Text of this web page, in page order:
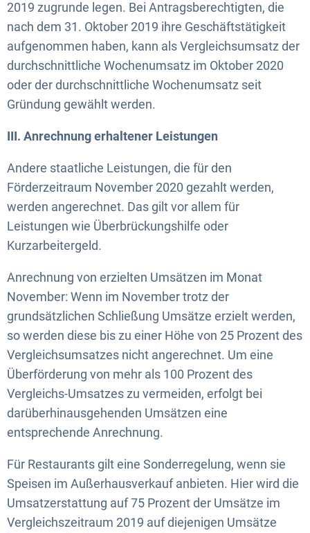
2019 zugrunde legen. Bei Antragsberechtigten, die
nach dem 31. Oktober 2019 ihre Geschäftstätigkeit
aufgenommen haben, kann als Vergleichsumsatz der
durchschnittliche Wochenumsatz im Oktober 2020
oder der durchschnittliche Wochenumsatz seit
Gründung gewählt werden.
III. Anrechnung erhaltener Leistungen
Andere staatliche Leistungen, die für den
Förderzeitraum November 2020 gezahlt werden,
werden angerechnet. Das gilt vor allem für
Leistungen wie Überbrückungshilfe oder
Kurzarbeitergeld.
Anrechnung von erzielten Umsätzen im Monat
November: Wenn im November trotz der
grundsätzlichen Schließung Umsätze erzielt werden,
so werden diese bis zu einer Höhe von 25 Prozent des
Vergleichsumsatzes nicht angerechnet. Um eine
Überförderung von mehr als 100 Prozent des
Vergleichs-Umsatzes zu vermeiden, erfolgt bei
darüberhinausgehenden Umsätzen eine
entsprechende Anrechnung.
Für Restaurants gilt eine Sonderregelung, wenn sie
Speisen im Außerhausverkauf anbieten. Hier wird die
Umsatzerstattung auf 75 Prozent der Umsätze im
Vergleichszeitraum 2019 auf diejenigen Umsätze